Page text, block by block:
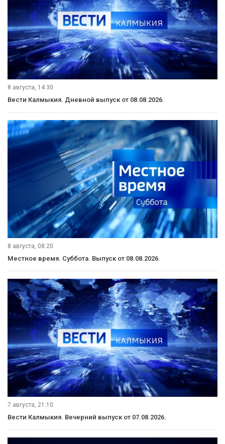
8 августа, 14:30
Вести Калмыкия. Дневной выпуск от 08.08.2026.
8 августа, 08:20
Местное время. Суббота. Выпуск от 08.08.2026.
7 августа, 21:10
Вести Калмыкия. Вечерний выпуск от 07.08.2026.